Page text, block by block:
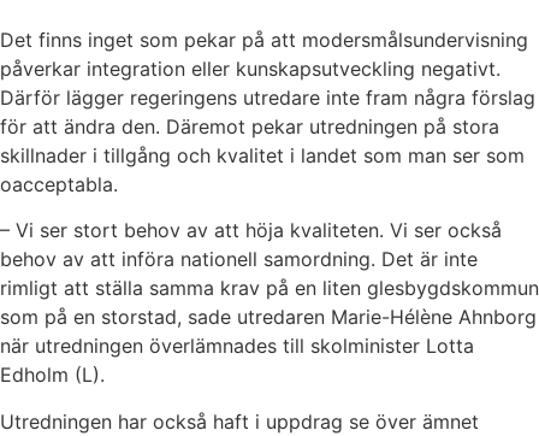
Det finns inget som pekar på att modersmålsundervisning
påverkar integration eller kunskapsutveckling negativt.
Därför lägger regeringens utredare inte fram några förslag
för att ändra den. Däremot pekar utredningen på stora
skillnader i tillgång och kvalitet i landet som man ser som
oacceptabla.
– Vi ser stort behov av att höja kvaliteten. Vi ser också
behov av att införa nationell samordning. Det är inte
rimligt att ställa samma krav på en liten glesbygdskommun
som på en storstad, sade utredaren Marie-Hélène Ahnborg
när utredningen överlämnades till skolminister Lotta
Edholm (L).
Utredningen har också haft i uppdrag se över ämnet